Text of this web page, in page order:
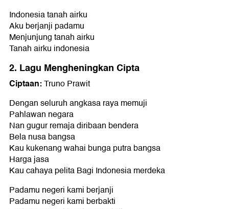
Indonesia tanah airku
Aku berjanji padamu
Menjunjung tanah airku
Tanah airku indonesia
2. Lagu Mengheningkan Cipta
Ciptaan:Truno Prawit
Dengan seluruh angkasa raya memuji
Pahlawan negara
Nan gugur remaja diribaan bendera
Bela nusa bangsa
Kau kukenang wahai bunga putra bangsa
Harga jasa
Kau cahaya pelita Bagi Indonesia merdeka
Padamu negeri kami berjanji
Padamu negeri kami berbakti